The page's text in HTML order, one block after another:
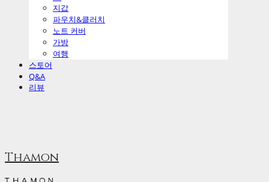
지갑
파우치&클러치
노트 커버
가방
여행
스토어
Q&A
리뷰
Thamon